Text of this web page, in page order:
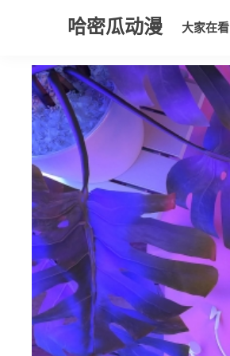
哈密瓜动漫 大家在看
大家在看 日本动漫 国产动漫